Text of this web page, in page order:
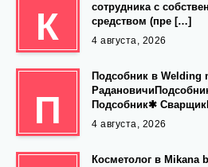
К
сотрудника с
средством (пре […]
4 августа, 2026
П
Подсобник в Welding
Подсобник✱
4 августа, 2026
Косметолог в Mikana